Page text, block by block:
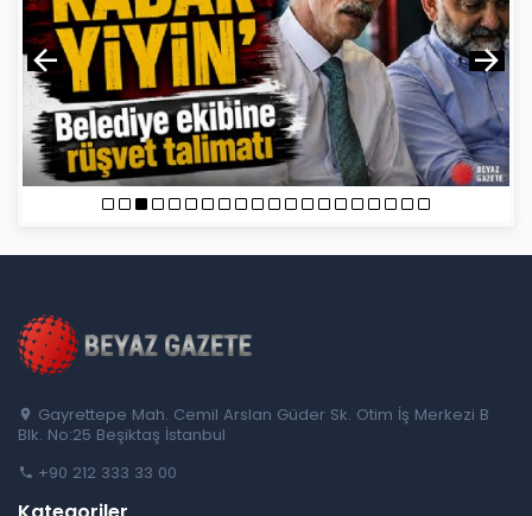
Gayrettepe Mah. Cemil Arslan Güder Sk. Otim İş Merkezi B
Blk. No:25 Beşiktaş İstanbul
+90 212 333 33 00